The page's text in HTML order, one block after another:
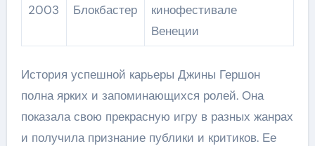
2003 Блокбастер
кинофестивале
Венеции
История успешной карьеры Джины Гершон
полна ярких и запоминающихся ролей. Она
показала свою прекрасную игру в разных жанрах
и получила признание публики и критиков. Ее